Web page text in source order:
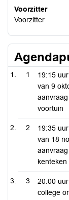
Voorzitter
Voorzitter
1
19:15
van 9
voortuin
2
19:35
van 18
3
20:00
college